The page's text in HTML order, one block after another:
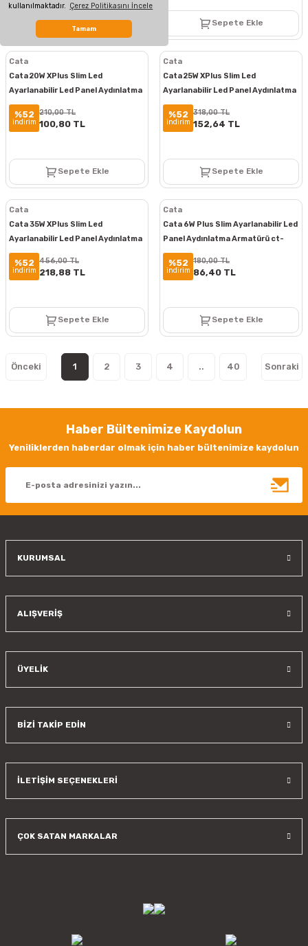
kullanılmaktadır. Çerez Politikasını İncele
Tamam
Sepete Ekle Sepete Ekle
Cata
Cata 20W XPlus Slim Led
Ayarlanabilir Led Panel Aydınlatma
ct-5661
%52
indirim
210,00 TL
100,80 TL
Sepete Ekle
Cata
Cata 25W XPlus Slim Led
Ayarlanabilir Led Panel Aydınlatma
ct-5662
%52
indirim
318,00 TL
152,64 TL
Sepete Ekle
Cata
Cata 35W XPlus Slim Led
Ayarlanabilir Led Panel Aydınlatma
ct-5663
%52
indirim
456,00 TL
218,88 TL
Sepete Ekle
Cata
Cata 6W Plus Slim Ayarlanabilir Led
Panel Aydınlatma Armatürü ct-
5645
%52
indirim
180,00 TL
86,40 TL
Sepete Ekle
1 2 3 4 .. 40
Haber Bültenimize Kaydolun
Yeniliklerden haberdar olmak için haber bültenimize kaydolun
KURUMSAL
ALIŞVERİŞ
ÜYELİK
BİZİ TAKİP EDİN
İLETİŞİM SEÇENEKLERİ
ÇOK SATAN MARKALAR